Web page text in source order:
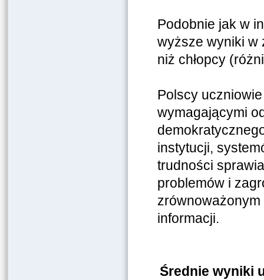
Podobnie jak w
wyższe wyniki w
niż chłopcy
Polscy
wymagającymi
instytucji,
trudności
problemów i
informacji.
Średnie wyniki